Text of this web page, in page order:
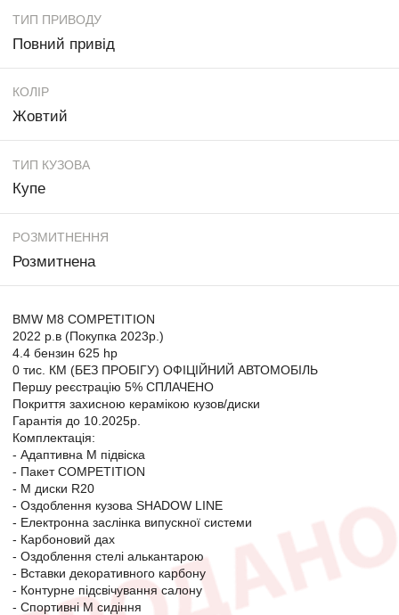
ТИП ПРИВОДУ
Повний привід
КОЛІР
Жовтий
ТИП КУЗОВА
Купе
РОЗМИТНЕННЯ
Розмитнена
BMW M8 COMPETITION
2022 р.в (Покупка 2023р.)
4.4 бензин 625 hp
0 тис. КМ (БЕЗ ПРОБІГУ) ОФІЦІЙНИЙ АВТОМОБІЛЬ
Першу реєстрацію 5% СПЛАЧЕНО
Покриття захисною керамікою кузов/диски
Гарантія до 10.2025р.
Комплектація:
- Адаптивна М підвіска
- Пакет COMPETITION
- М диски R20
- Оздоблення кузова SHADOW LINE
- Електронна заслінка випускної системи
- Карбоновий дах
- Оздоблення стелі алькантарою
- Вставки декоративного карбону
- Контурне підсвічування салону
- Спортивні М сидіння